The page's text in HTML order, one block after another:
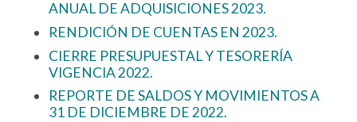
ANUAL DE ADQUISICIONES 2023.
RENDICIÓN DE CUENTAS EN 2023.
CIERRE PRESUPUESTAL Y TESORERÍA
VIGENCIA 2022.
REPORTE DE SALDOS Y MOVIMIENTOS A
31 DE DICIEMBRE DE 2022.